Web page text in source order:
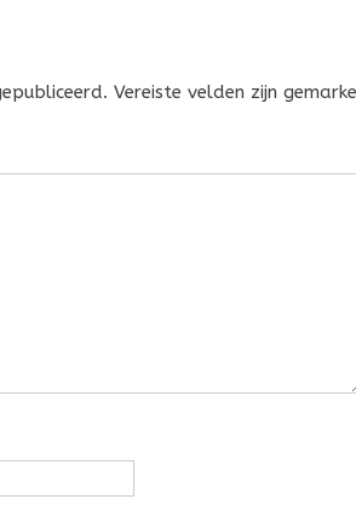
Vereiste velden zijn